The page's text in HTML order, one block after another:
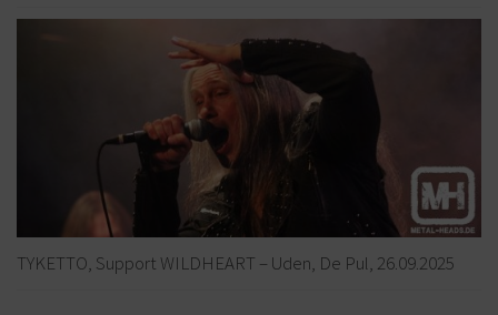
TYKETTO, Support WILDHEART – Uden, De Pul, 26.09.2025